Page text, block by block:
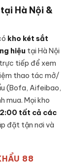
Φ22mm khóa
+ 1 ngăn kéo.
động.
khẩu Bofa
tay app
Hà Nội &
kho két sắt
hiệu tại Hà Nội
trực tiếp để xem
thao tác mở/
(Bofa, Aifeibao,
mua. Mọi kho
tất cả các
đặt tận nơi và
88